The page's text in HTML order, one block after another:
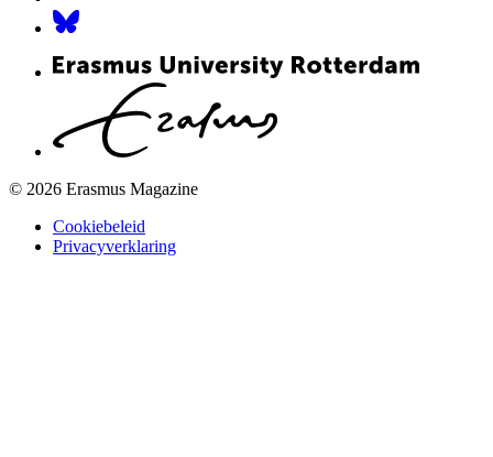
© 2026 Erasmus Magazine
Cookiebeleid
Privacyverklaring